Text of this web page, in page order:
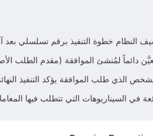
النظام خطوة التنفيذ برقم تسلسلي
دائماً لمُنشئ الموافقة (مقدم الطلب
الذي طلب الموافقة يؤكد التنفيذ
في السيناريوهات التي تتطلب فيها